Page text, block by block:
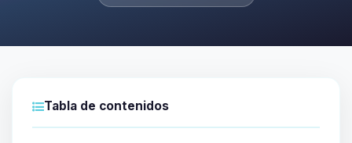
Tabla de contenidos